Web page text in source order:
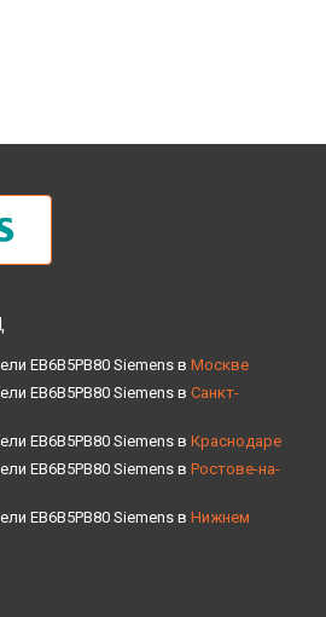
EB6B5PB80 Siemens в Москве
EB6B5PB80 Siemens в Санкт-
EB6B5PB80 Siemens в Краснодаре
EB6B5PB80 Siemens в Ростове-на-
EB6B5PB80 Siemens в Нижнем